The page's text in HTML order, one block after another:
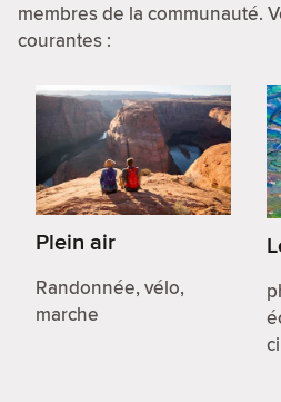
membres de la communauté.
courantes :
Plein air
Randonnée, vélo,
marche